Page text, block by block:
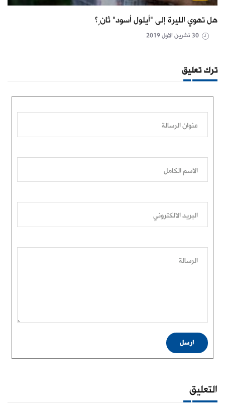
هل تهوي الليرة إلى "أيلول أسود" ثانٍ؟
ترك تعليق
عنوان الرسالة
الاسم الكامل
البريد الالكتروني
الرسالة
ارسل
التعليق